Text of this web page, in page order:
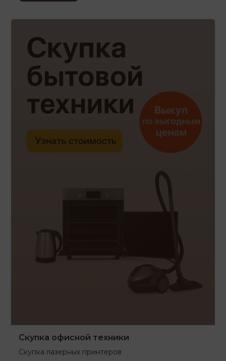
Скупка офисной техники
Скупка лазерных принтеров